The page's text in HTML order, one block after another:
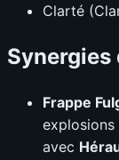
Clarté
Synergies
Frappe
explosions
avec